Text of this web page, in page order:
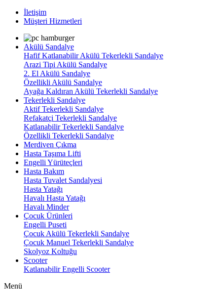
İletişim
Müşteri Hizmetleri
Akülü Sandalye
Hafif Katlanabilir Akülü Tekerlekli Sandalye
Arazi Tipi Akülü Sandalye
2. El Akülü Sandalye
Özellikli Akülü Sandalye
Ayağa Kaldıran Akülü Tekerlekli Sandalye
Tekerlekli Sandalye
Aktif Tekerlekli Sandalye
Refakatçi Tekerlekli Sandalye
Katlanabilir Tekerlekli Sandalye
Özellikli Tekerlekli Sandalye
Merdiven Çıkma
Hasta Taşıma Lifti
Engelli Yürüteçleri
Hasta Bakım
Hasta Tuvalet Sandalyesi
Hasta Yatağı
Havalı Hasta Yatağı
Havalı Minder
Çocuk Ürünleri
Engelli Puseti
Çocuk Akülü Tekerlekli Sandalye
Çocuk Manuel Tekerlekli Sandalye
Skolyoz Koltuğu
Scooter
Katlanabilir Engelli Scooter
Menü